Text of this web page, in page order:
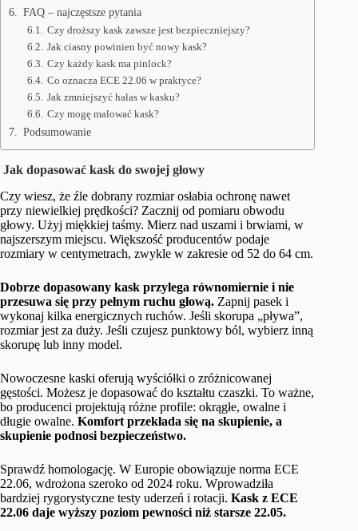
FAQ – najczęstsze pytania
Czy droższy kask zawsze jest bezpieczniejszy?
Jak ciasny powinien być nowy kask?
Czy każdy kask ma pinlock?
Co oznacza ECE 22.06 w praktyce?
Jak zmniejszyć hałas w kasku?
Czy mogę malować kask?
Podsumowanie
Jak dopasować kask do swojej głowy
Czy wiesz, że źle dobrany rozmiar osłabia ochronę nawet
przy niewielkiej prędkości? Zacznij od pomiaru obwodu
głowy. Użyj miękkiej taśmy. Mierz nad uszami i brwiami, w
najszerszym miejscu. Większość producentów podaje
rozmiary w centymetrach, zwykle w zakresie od 52 do 64 cm.
Dobrze dopasowany kask przylega równomiernie i nie
przesuwa się przy pełnym ruchu głową. Zapnij pasek i
wykonaj kilka energicznych ruchów. Jeśli skorupa „pływa”,
rozmiar jest za duży. Jeśli czujesz punktowy ból, wybierz inną
skorupę lub inny model.
Nowoczesne kaski oferują wyściółki o zróżnicowanej
gęstości. Możesz je dopasować do kształtu czaszki. To ważne,
bo producenci projektują różne profile: okrągłe, owalne i
długie owalne. Komfort przekłada się na skupienie, a
skupienie podnosi bezpieczeństwo.
Sprawdź homologację. W Europie obowiązuje norma ECE
22.06, wdrożona szeroko od 2024 roku. Wprowadziła
bardziej rygorystyczne testy uderzeń i rotacji. Kask z ECE
22.06 daje wyższy poziom pewności niż starsze 22.05.